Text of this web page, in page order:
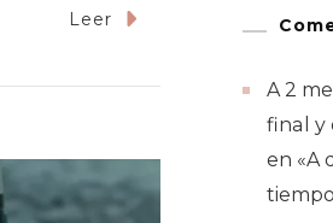
Leer
A 2
final y
en «A